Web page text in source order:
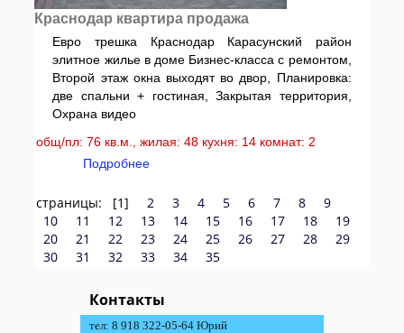
Краснодар квартира продажа
Евро трешка Краснодар Карасунский район
элитное жилье в доме Бизнес-класса с ремонтом,
Второй этаж окна выходят во двор, Планировка:
две спальни + гостиная, Закрытая территория,
Охрана видео
общ/пл: 76 кв.м., жилая: 48 кухня: 14 комнат: 2
Подробнее
страницы: [1] 2 3 4 5 6 7 8
9
10
11 12 13 14 15 16 17 18
19
20
21 22 23 24 25 26 27 28
29
30
31 32 33 34 35
Контакты
тел: 8 918 322-05-64 Юрий